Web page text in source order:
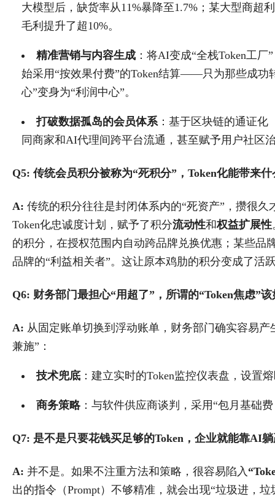
大模型后，缺货率从11%暴降至1.7%；某大型商超
毛利提升了超10%。
精准营销与内容生成 ：将AI变成“全栈Token工
始采用“按效果付费”的Token结算——只为那些成功
心”变身为“利润中心”。
打破数据孤岛的会员体系 ：基于区块链的通证化
同商家和AI代理间跨平台流通，甚至赋予用户社区
Q5: 传统会员积分被称为“死积分”，Token化能带来
A: 传统的积分往往是封闭体系内的“死资产”，攒很
Token化忠诚度计划，赋予了积分流动性和权益扩展性
的积分，在授权范围内自动跨品牌兑换优惠；某些品
品牌的“利益相关者”。这让原本鸡肋的积分变成了活
Q6: 财务部门最担心“用超了”，所谓的“Token焦虑”
A:
从固定账单切换到浮动账单，财务部门确实容易
兼施”：
技术兜底 ：建立实时的Token监控仪表盘，设置
商务策略 ：与软件供应商谈判，采用“包月基础
Q7: 是不是只要花钱买足够的Token，企业就能靠AI
A: ​ 并不是。如果不注重方法和策略，很容易陷入
出的指令（Prompt）不够精准，就会出现“垃圾进，